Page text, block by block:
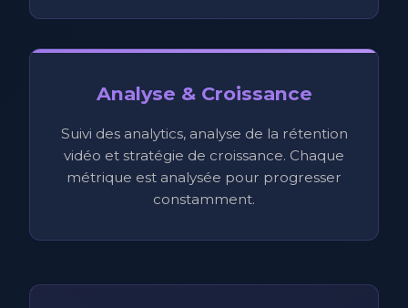
Analyse & Croissance
Suivi des analytics, analyse de la rétention
vidéo et stratégie de croissance. Chaque
métrique est analysée pour progresser
constamment.